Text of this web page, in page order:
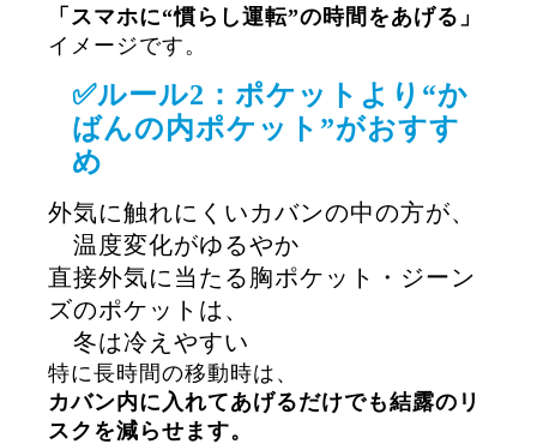
「スマホに“慣らし運転”の時間をあげる」
イメージです。
✅ルール2：ポケットより“か
ばんの内ポケット”がおすす
め
外気に触れにくいカバンの中の方が、
温度変化がゆるやか
直接外気に当たる胸ポケット・ジーン
ズのポケットは、
冬は冷えやすい
特に長時間の移動時は、
カバン内に入れてあげるだけでも結露のリ
スクを減らせます。